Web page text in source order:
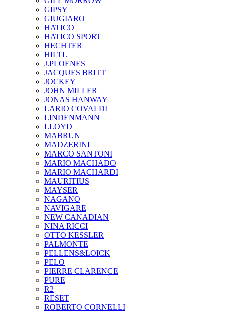
GIPSY
GIUGIARO
HATICO
HATICO SPORT
HECHTER
HILTL
J.PLOENES
JAСQUES BRITT
JOCKEY
JOHN MILLER
JONAS HANWAY
LARIO COVALDI
LINDENMANN
LLOYD
MABRUN
MADZERINI
MARCO SANTONI
MARIO MACHADO
MARIO MACHARDI
MAURITIUS
MAYSER
NAGANO
NAVIGARE
NEW CANADIAN
NINA RICCI
OTTO KESSLER
PALMONTE
PELLENS&LOICK
PELO
PIERRE CLARENCE
PURE
R2
RESET
ROBERTO CORNELLI